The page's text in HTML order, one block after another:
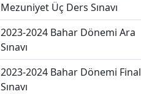
Mezuniyet Üç Ders Sınavı
2023-2024 Bahar Dönemi Ara
Sınavı
2023-2024 Bahar Dönemi Final
Sınavı